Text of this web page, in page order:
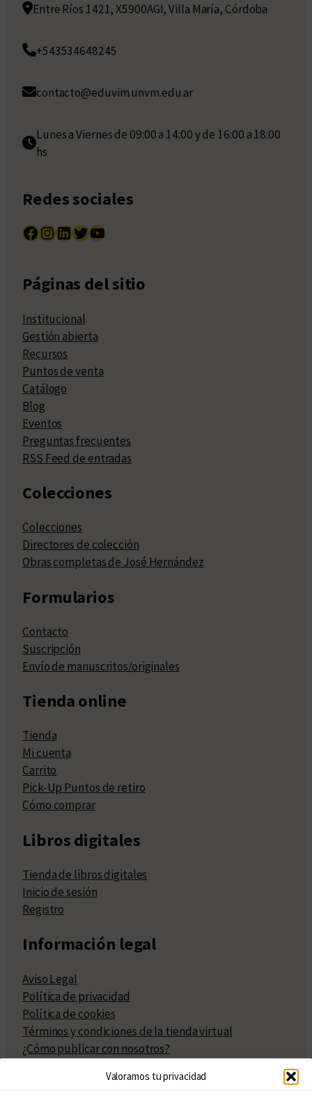
Valoramos tu privacidad
Entre Ríos 1421, X5900AGI, Villa María, Córdoba
+543534648245
contacto@eduvim.unvm.edu.ar
Lunes a Viernes de 09:00 a 14:00 y de 16:00 a 18:00
hs
Redes sociales
Facebook InstagramLinkedIn Twitter YouTube
Páginas del sitio
Institucional
Gestión abierta
Recursos
Puntos de venta
Catálogo
Blog
Eventos
Preguntas frecuentes
RSS Feed de entradas
Colecciones
Colecciones
Directores de colección
Obras completas de José Hernández
Formularios
Contacto
Suscripción
Envío de manuscritos/originales
Tienda online
Tienda
Mi cuenta
Carrito
Pick-Up Puntos de retiro
Cómo comprar
Libros digitales
Tienda de libros digitales
Inicio de sesión
Registro
Información legal
Aviso Legal
Política de privacidad
Política de cookies
Términos y condiciones de la tienda virtual
¿Cómo publicar con nosotros?
Políticas de publicación